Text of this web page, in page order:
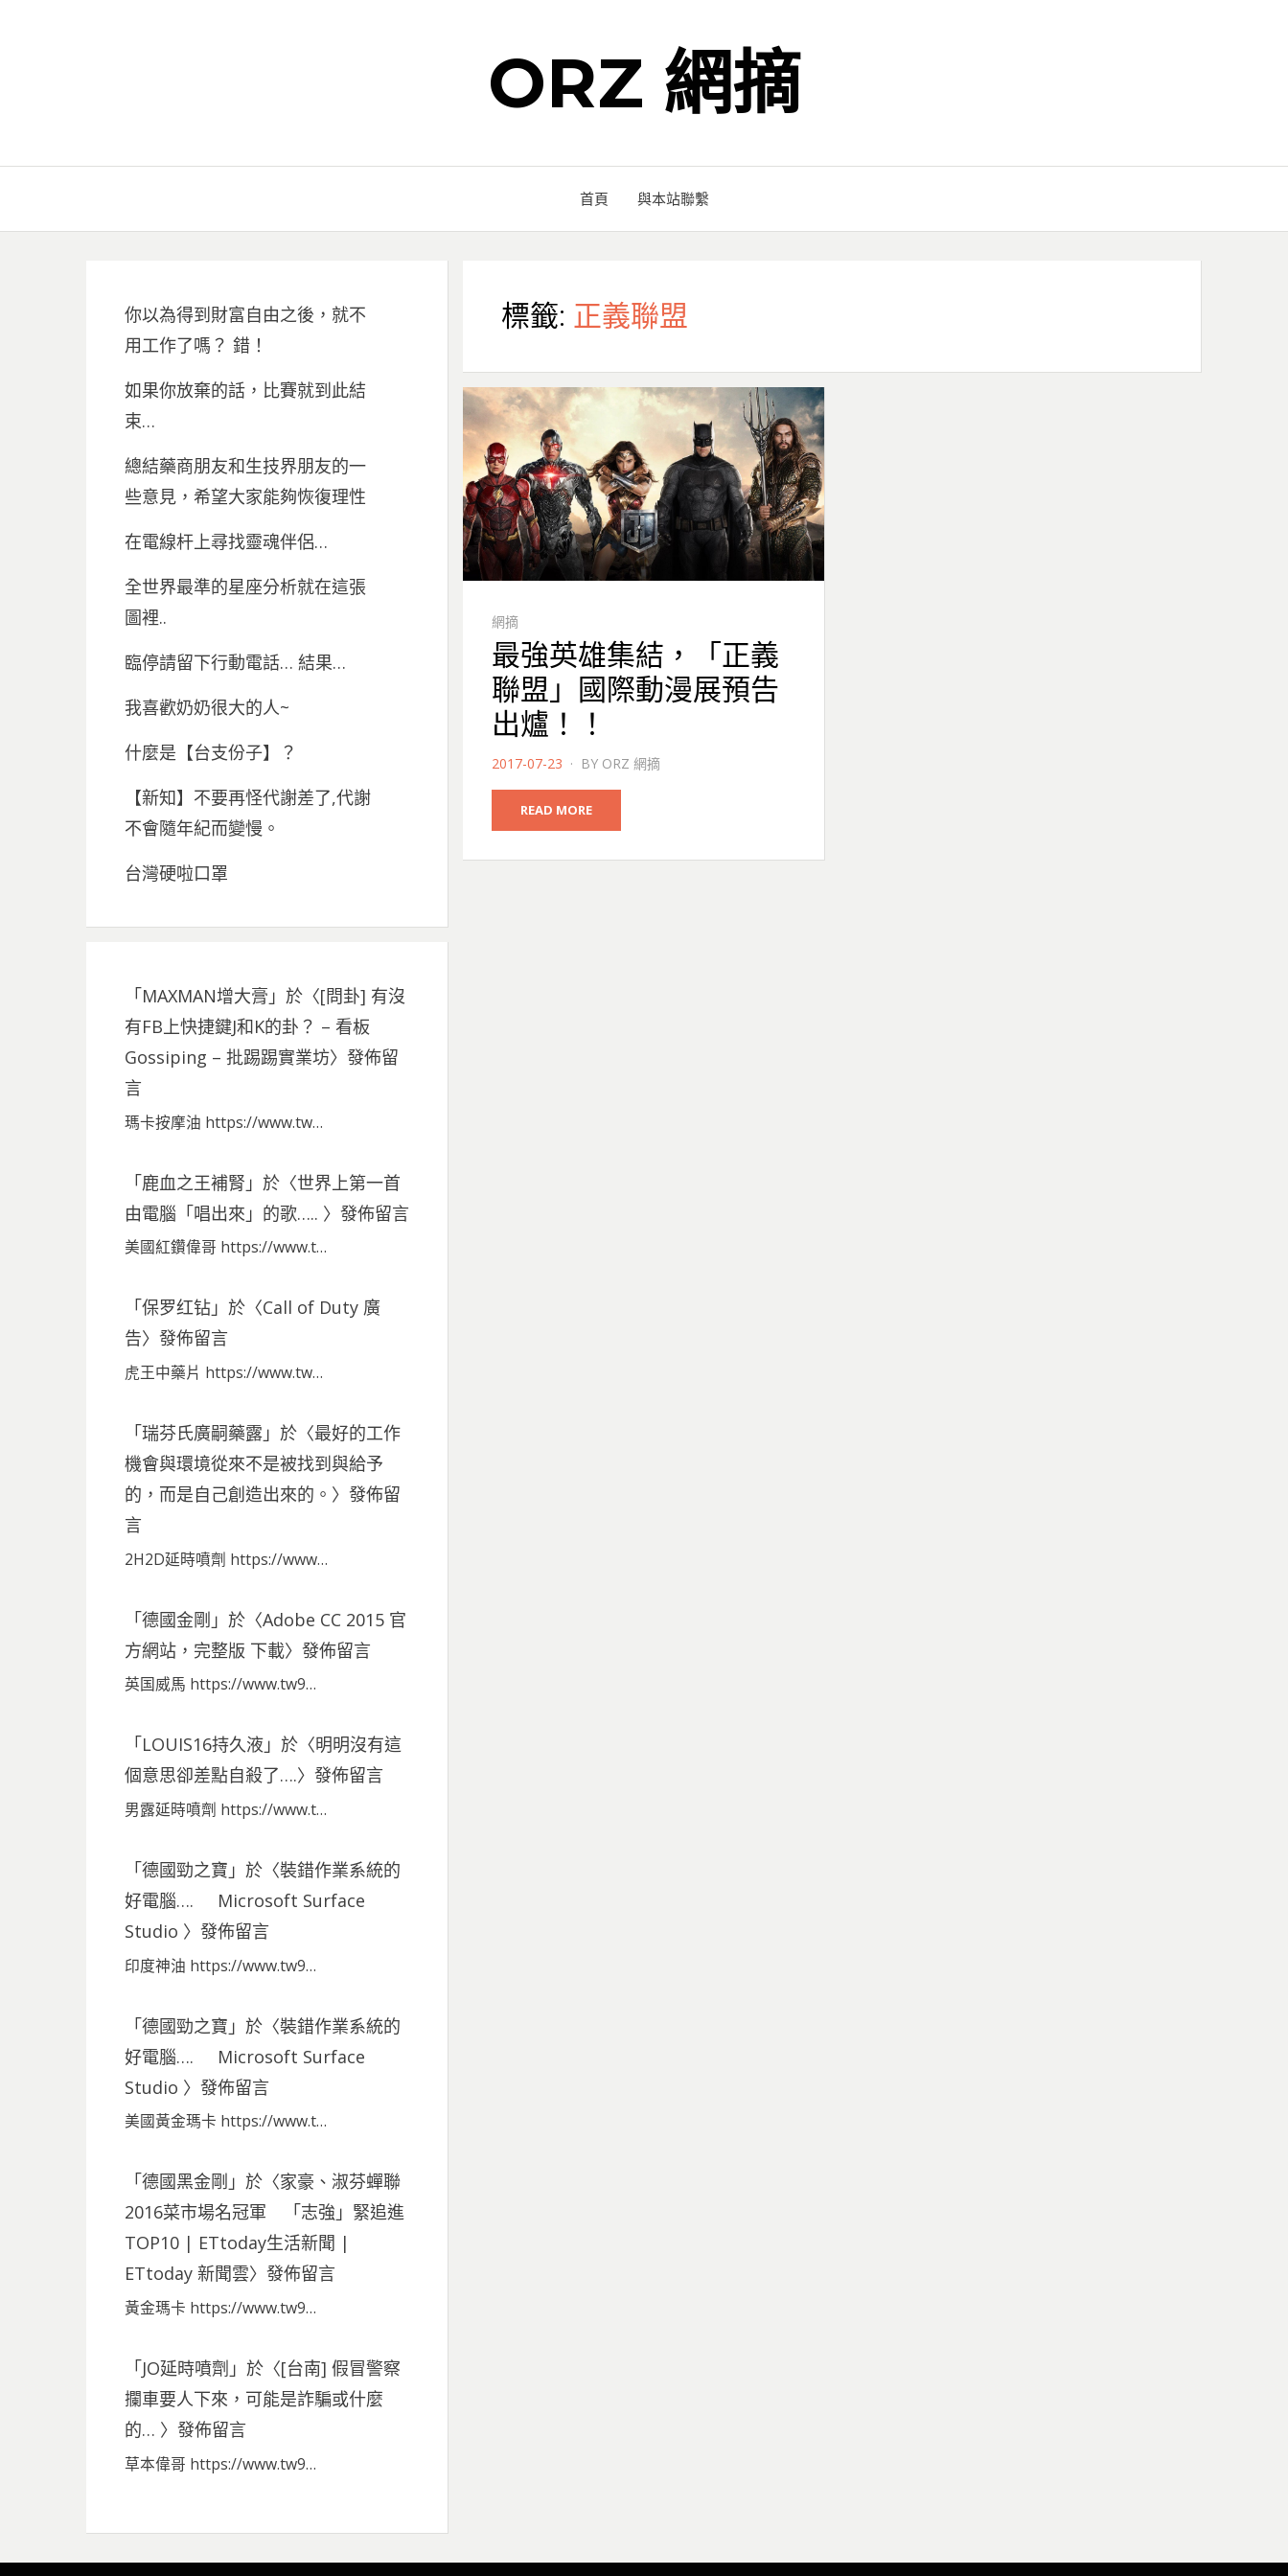
ORZ 網摘
首頁 與本站聯繫
標籤: 正義聯盟
網摘
最強英雄集結，「正義
聯盟」國際動漫展預告
出爐！！
POSTED
ON
2017-07-23 BY ORZ 網摘
READ MORE
你以為得到財富自由之後，就不
用工作了嗎？ 錯！
如果你放棄的話，比賽就到此結
束…
總結藥商朋友和生技界朋友的一
些意見，希望大家能夠恢復理性
在電線杆上尋找靈魂伴侶…
全世界最準的星座分析就在這張
圖裡..
臨停請留下行動電話… 結果…
我喜歡奶奶很大的人~
什麼是【台支份子】？
【新知】不要再怪代謝差了,代謝
不會隨年紀而變慢。
台灣硬啦口罩
「MAXMAN增大膏 」於〈[問卦] 有沒
有FB上快捷鍵J和K的卦？ – 看板
Gossiping – 批踢踢實業坊〉發佈留
言
瑪卡按摩油 https://www.tw…
「鹿血之王補腎 」於〈世界上第一首
由電腦「唱出來」的歌….. 〉發佈留言
美國紅鑽偉哥 https://www.t…
「保罗红钻」於〈Call of Duty 廣
告〉發佈留言
虎王中藥片 https://www.tw…
「瑞芬氏廣嗣藥露」於〈最好的工作
機會與環境從來不是被找到與給予
的，而是自己創造出來的。 〉發佈留
言
2H2D延時噴劑 https://www…
「德國金剛 」於〈Adobe CC 2015 官
方網站，完整版 下載〉發佈留言
英国威馬 https://www.tw9…
「LOUIS16持久液」於〈明明沒有這
個意思卻差點自殺了….〉發佈留言
男露延時噴劑 https://www.t…
「德國勁之寶 」於〈裝錯作業系統的
好電腦…. Microsoft Surface
Studio 〉發佈留言
印度神油 https://www.tw9…
「德國勁之寶 」於〈裝錯作業系統的
好電腦…. Microsoft Surface
Studio 〉發佈留言
美國黃金瑪卡 https://www.t…
「德國黑金剛 」於〈家豪、淑芬蟬聯
2016菜市場名冠軍 「志強」緊追進
TOP10 | ETtoday生活新聞 |
ETtoday 新聞雲〉發佈留言
黃金瑪卡 https://www.tw9…
「JO延時噴劑 」於〈[台南] 假冒警察
攔車要人下來，可能是詐騙或什麼
的… 〉發佈留言
草本偉哥 https://www.tw9…